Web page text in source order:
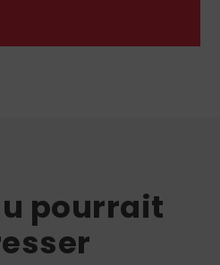
pourrait